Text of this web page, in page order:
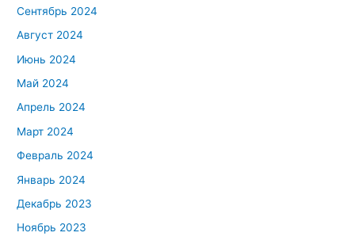
Сентябрь 2024
Август 2024
Июнь 2024
Май 2024
Апрель 2024
Март 2024
Февраль 2024
Январь 2024
Декабрь 2023
Ноябрь 2023